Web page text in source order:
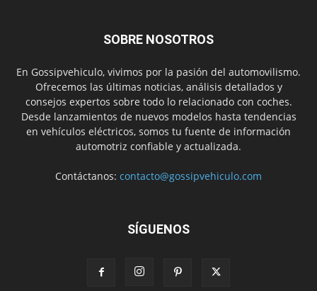
SOBRE NOSOTROS
En Gossipvehiculo, vivimos por la pasión del automovilismo.
Ofrecemos las últimas noticias, análisis detallados y
consejos expertos sobre todo lo relacionado con coches.
Desde lanzamientos de nuevos modelos hasta tendencias
en vehículos eléctricos, somos tu fuente de información
automotriz confiable y actualizada.
Contáctanos: contacto@gossipvehiculo.com
SÍGUENOS